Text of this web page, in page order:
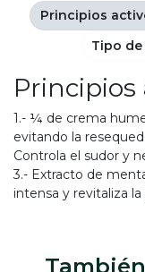
Principios
1.- ¼ de crema
evitando la
Controla el sudor y
3.- Extracto de
intensa y revitaliza la
Principios
Tipo de